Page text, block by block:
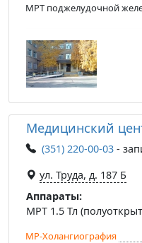
МРТ поджелудочной
Медицинский
(351) 220-00-03 -
ул. Труда, д. 187 Б
Аппараты:
МРТ 1.5 Тл
МР-Холангиография